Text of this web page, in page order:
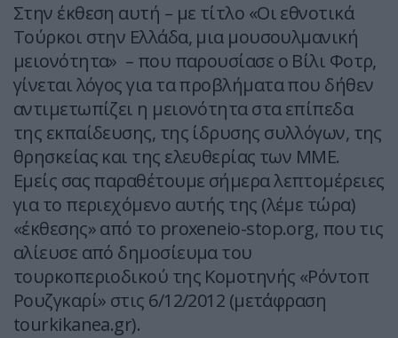
Στην έκθεση αυτή – με τίτλο «Οι εθνοτικά
Τούρκοι στην Ελλάδα, μια μουσουλμανική
μειονότητα» – που παρουσίασε ο Βίλι Φοτρ,
γίνεται λόγος για τα προβλήματα που δήθεν
αντιμετωπίζει η μειονότητα στα επίπεδα
της εκπαίδευσης, της ίδρυσης συλλόγων, της
θρησκείας και της ελευθερίας των ΜΜΕ.
Εμείς σας παραθέτουμε σήμερα λεπτομέρειες
για το περιεχόμενο αυτής της (λέμε τώρα)
«έκθεσης» από το proxeneio-stop.org, που τις
αλίευσε από δημοσίευμα του
τουρκοπεριοδικού της Κομοτηνής «Ρόντοπ
Ρουζγκαρί» στις 6/12/2012 (μετάφραση
tourkikanea.gr).